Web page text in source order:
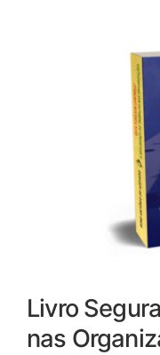
Livro
nas